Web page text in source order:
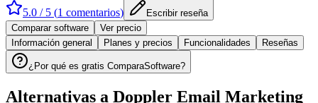
5.0 / 5 (1 comentarios)
Escribir reseña
Comparar software
Ver precio
Información general
Planes y precios Funcionalidades Reseñas
¿Por qué es gratis ComparaSoftware?
Alternativas a Doppler Email Marketing